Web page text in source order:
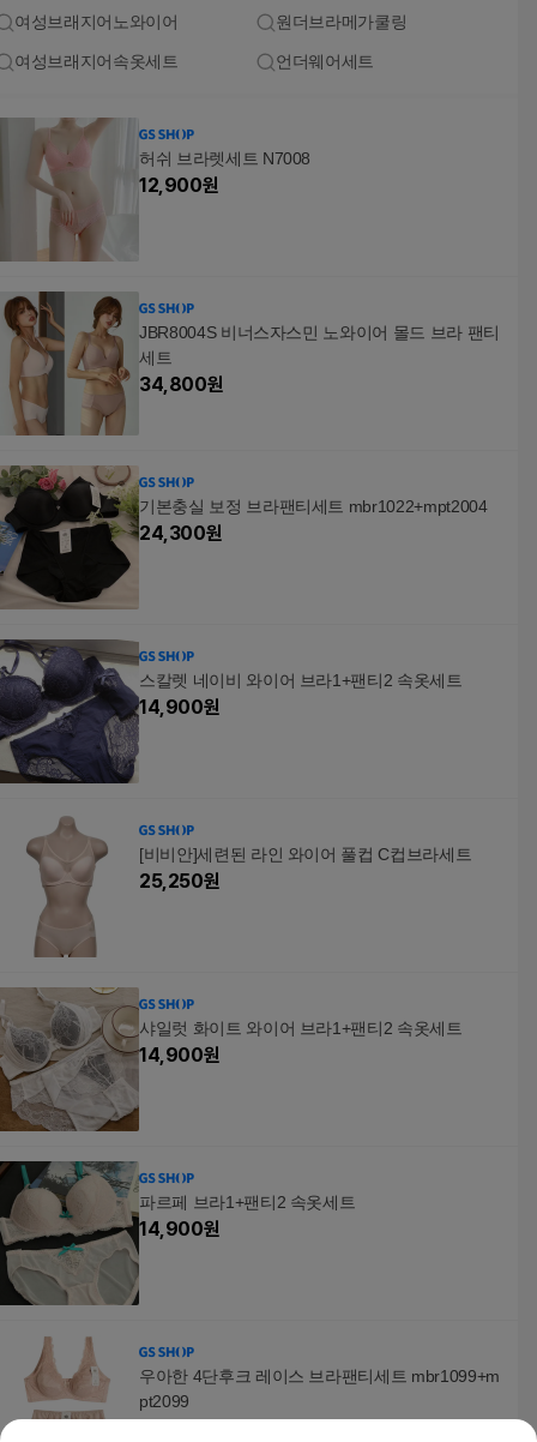
여성브래지어노와이어 원더브라메가쿨링
여성브래지어속옷세트 언더웨어세트
허쉬 브라렛세트 N7008
12,900원
JBR8004S 비너스자스민 노와이어 몰드 브라 팬티
세트
34,800원
기본충실 보정 브라팬티세트 mbr1022+mpt2004
24,300원
스칼렛 네이비 와이어 브라1+팬티2 속옷세트
14,900원
[비비안]세련된 라인 와이어 풀컵 C컵브라세트
25,250원
샤일럿 화이트 와이어 브라1+팬티2 속옷세트
14,900원
파르페 브라1+팬티2 속옷세트
14,900원
우아한 4단후크 레이스 브라팬티세트 mbr1099+m
pt2099